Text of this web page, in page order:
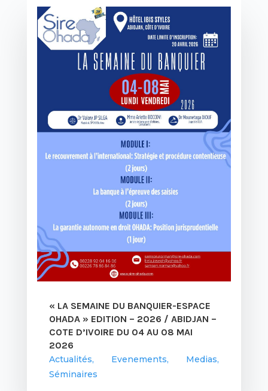
« LA SEMAINE DU BANQUIER-ESPACE
OHADA » EDITION – 2026 / ABIDJAN –
COTE D’IVOIRE DU 04 AU 08 MAI
2026
Actualités, Evenements, Medias,
Séminaires